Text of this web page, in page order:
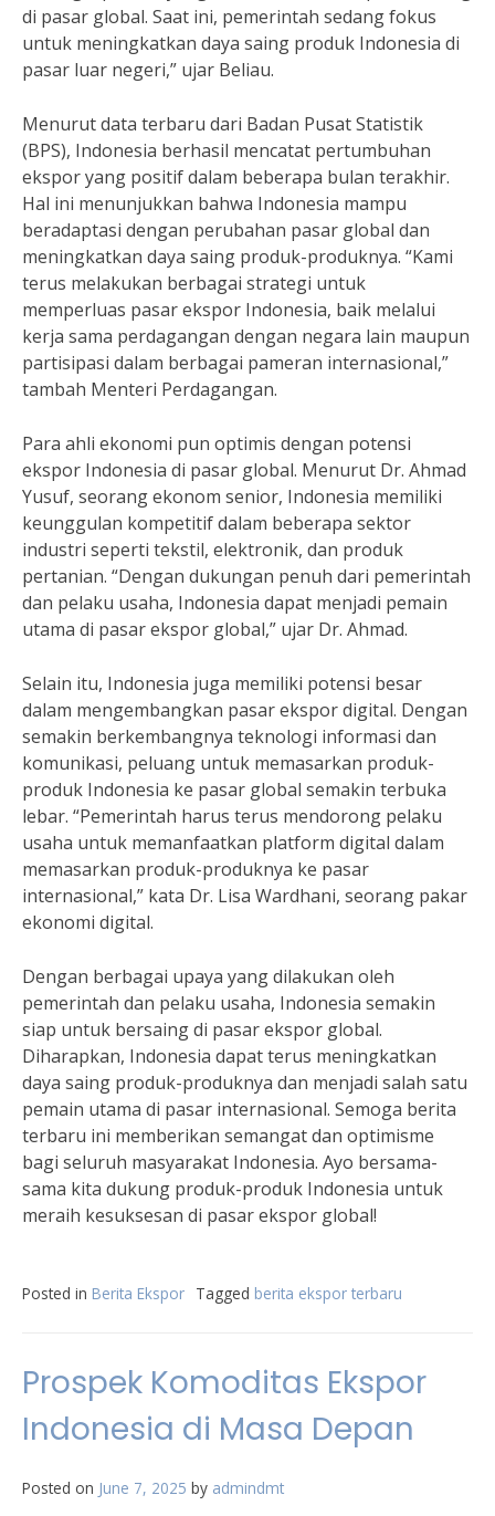
di pasar global. Saat ini, pemerintah sedang fokus
untuk meningkatkan daya saing produk Indonesia di
pasar luar negeri,” ujar Beliau.
Menurut data terbaru dari Badan Pusat Statistik
(BPS), Indonesia berhasil mencatat pertumbuhan
ekspor yang positif dalam beberapa bulan terakhir.
Hal ini menunjukkan bahwa Indonesia mampu
beradaptasi dengan perubahan pasar global dan
meningkatkan daya saing produk-produknya. “Kami
terus melakukan berbagai strategi untuk
memperluas pasar ekspor Indonesia, baik melalui
kerja sama perdagangan dengan negara lain maupun
partisipasi dalam berbagai pameran internasional,”
tambah Menteri Perdagangan.
Para ahli ekonomi pun optimis dengan potensi
ekspor Indonesia di pasar global. Menurut Dr. Ahmad
Yusuf, seorang ekonom senior, Indonesia memiliki
keunggulan kompetitif dalam beberapa sektor
industri seperti tekstil, elektronik, dan produk
pertanian. “Dengan dukungan penuh dari pemerintah
dan pelaku usaha, Indonesia dapat menjadi pemain
utama di pasar ekspor global,” ujar Dr. Ahmad.
Selain itu, Indonesia juga memiliki potensi besar
dalam mengembangkan pasar ekspor digital. Dengan
semakin berkembangnya teknologi informasi dan
komunikasi, peluang untuk memasarkan produk-
produk Indonesia ke pasar global semakin terbuka
lebar. “Pemerintah harus terus mendorong pelaku
usaha untuk memanfaatkan platform digital dalam
memasarkan produk-produknya ke pasar
internasional,” kata Dr. Lisa Wardhani, seorang pakar
ekonomi digital.
Dengan berbagai upaya yang dilakukan oleh
pemerintah dan pelaku usaha, Indonesia semakin
siap untuk bersaing di pasar ekspor global.
Diharapkan, Indonesia dapat terus meningkatkan
daya saing produk-produknya dan menjadi salah satu
pemain utama di pasar internasional. Semoga berita
terbaru ini memberikan semangat dan optimisme
bagi seluruh masyarakat Indonesia. Ayo bersama-
sama kita dukung produk-produk Indonesia untuk
meraih kesuksesan di pasar ekspor global!
Posted in Berita Ekspor Tagged berita ekspor terbaru
Prospek Komoditas Ekspor
Indonesia di Masa Depan
Posted on June 7, 2025 by admindmt